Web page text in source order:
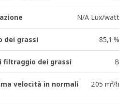
N/A Lux/watt
dei grassi 85,1 %
filtraggio dei grassi B
velocità in normali
205 m³/h